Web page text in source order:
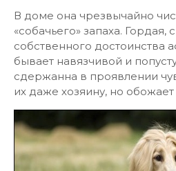
В доме она чрезвычайно
«собачьего» запаха. Гордая,
собственного достоинства
бывает навязчивой и
сдержанна в проявлении
их даже хозяину, но обожает